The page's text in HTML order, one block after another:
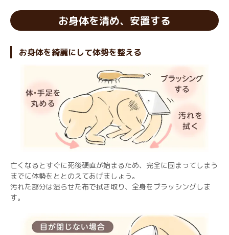
お身体を清め、安置する
お身体を綺麗にして体勢を整える
亡くなるとすぐに死後硬直が始まるため、完全に固まってしまう
までに体勢をととのえてあげましょう。
汚れた部分は湿らせた布で拭き取り、全身をブラッシングしま
す。